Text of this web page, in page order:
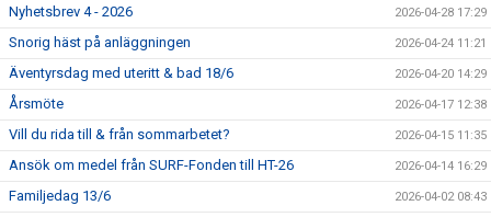
Nyhetsbrev 4 - 2026 2026-04-28 17:29
Snorig häst på anläggningen 2026-04-24 11:21
Äventyrsdag med uteritt & bad 18/6 2026-04-20 14:29
Årsmöte 2026-04-17 12:38
Vill du rida till & från sommarbetet? 2026-04-15 11:35
Ansök om medel från SURF-Fonden till HT-26 2026-04-14 16:29
Familjedag 13/6 2026-04-02 08:43